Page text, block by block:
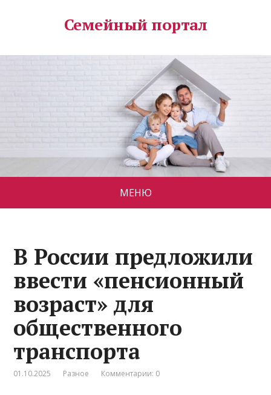
Семейный портал
МЕНЮ
В России предложили
ввести «пенсионный
возраст» для
общественного
транспорта
01.10.2025 Разное Комментарии: 0